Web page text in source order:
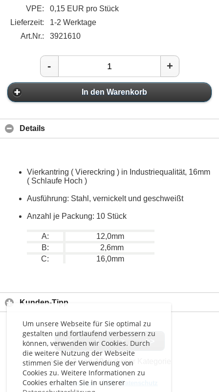
Um unsere Webseite für Sie optimal zu
gestalten und fortlaufend verbessern zu
können, verwenden wir Cookies. Durch
die weitere Nutzung der Webseite
stimmen Sie der Verwendung von
Cookies zu. Weitere Informationen zu
Cookies erhalten Sie in unserer
VPE:
0,15 EUR pro Stück
Lieferzeit:
1-2 Werktage
Art.Nr.:
3921610
- +
In den Warenkorb
Details
Vierkantring ( Viereckring ) in Industriequalität, 16mm
( Schlaufe Hoch )
Ausführung: Stahl, vernickelt und geschweißt
Anzahl je Packung: 10 Stück
A:
12,0mm
B:
2,6mm
C:
16,0mm
Kunden-Tipp
<< < > >>
Artikel3 von 10in dieser Kategorie
Impressum-AGB-Datenschutz